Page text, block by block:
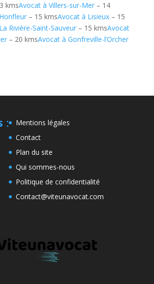
kmsAvocat à Villers-sur-Mer– 14
– 15 kmsAvocat à Lisieux– 15
Rivière-Saint-Sauveur– 15 kmsAvocat
– 20 kmsAvocat à Gonfreville-l’Orcher
:
Mentions légales
Contact
Plan du site
Qui sommes-nous
Politique de confidentialité
Contact@viteunavocat.com